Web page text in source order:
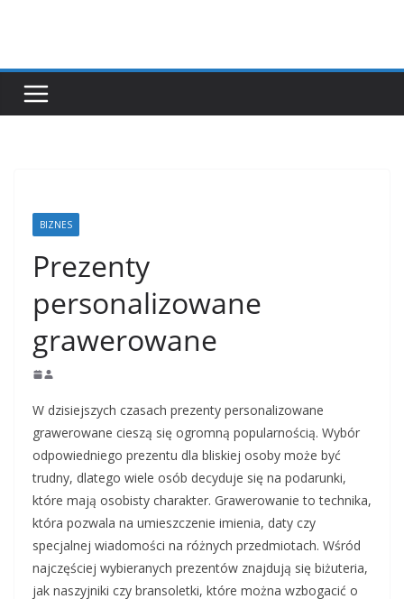
BIZNES
Prezenty
personalizowane
grawerowane
W dzisiejszych czasach prezenty personalizowane
grawerowane cieszą się ogromną popularnością. Wybór
odpowiedniego prezentu dla bliskiej osoby może być
trudny, dlatego wiele osób decyduje się na podarunki,
które mają osobisty charakter. Grawerowanie to technika,
która pozwala na umieszczenie imienia, daty czy
specjalnej wiadomości na różnych przedmiotach. Wśród
najczęściej wybieranych prezentów znajdują się biżuteria,
jak naszyjniki czy bransoletki, które można wzbogacić o